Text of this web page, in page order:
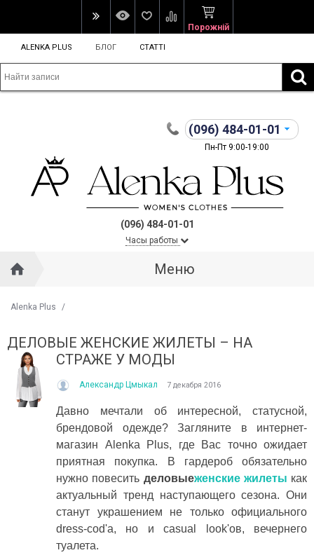
Порожній
ALENKA PLUS БЛОГ СТАТТІ
(096) 484-01-01
Пн-Пт 9:00-19:00
(096) 484-01-01
Часы работы
Меню
Alenka Plus /
ЯКЕ ПОСТІЙНО ДИВУЄ: ЯК ОДЯГАТИСЯ,
ЗРАНКУ СПЕКА, А ВВЕЧЕРІ ВЖЕ ХОЧЕТЬСЯ
літа погода ніби вирішила перевірити всіх на
до сюрпризів. Зранку світить сонце і
після обіду приходить сильний...
КУПАЛЬНИК ІЗ НАКИДКОЮ
СПІДНИЦЕЮ: ЩО ОБРАТИ
Літо — це час, коли
впевнено та комфортно.
жінок звертають увагу не
Читати далі →
ДЕЛОВЫЕ ЖЕНСКИЕ ЖИЛЕТЫ – НА
СТРАЖЕ У МОДЫ
Александр Цмыкал 7 декабря 2016
Давно мечтали об интересной, статусной,
брендовой одежде? Загляните в интернет-
магазин Alenka Plus, где Вас точно ожидает
приятная покупка. В гардероб обязательно
нужно повесить деловыеженские жилеты как
актуальный тренд наступающего сезона. Они
станут украшением не только официального
dress-cod'a, но и casual look'ов, вечернего
туалета.